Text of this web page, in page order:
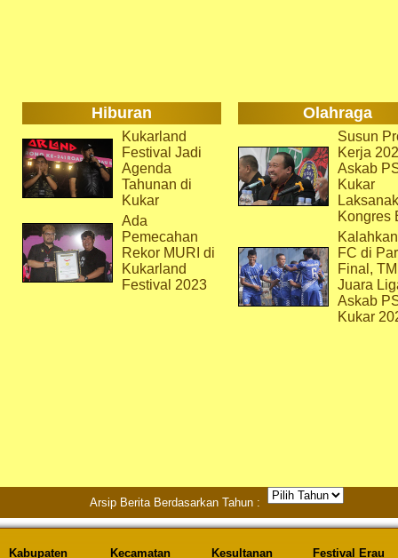
Hiburan Olahraga
Kukarland
Festival Jadi
Agenda
Tahunan di
Kukar
Ada
Pemecahan
Rekor MURI di
Kukarland
Festival 2023
Susun
Kerja
Askab
Kukar
Kongres
FC di
Final,
Juara
Askab
Kukar
Arsip Berita Berdasarkan Tahun :
Kabupaten
Kecamatan
Kesultanan
Festival Erau